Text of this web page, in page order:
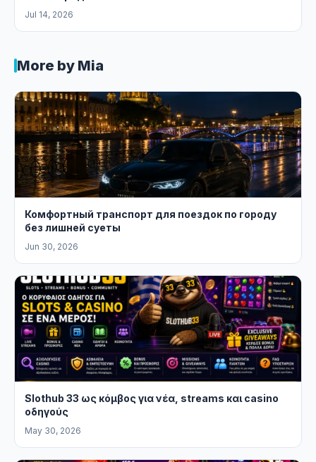
Jul 14, 2026
More by Mia
Комфортный транспорт для поездок по городу
без лишней суеты
Jun 30, 2026
Slothub 33 ως κόμβος για νέα, streams και casino
οδηγούς
May 30, 2026